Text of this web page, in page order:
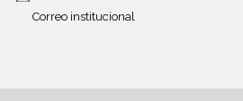
Correo institucional